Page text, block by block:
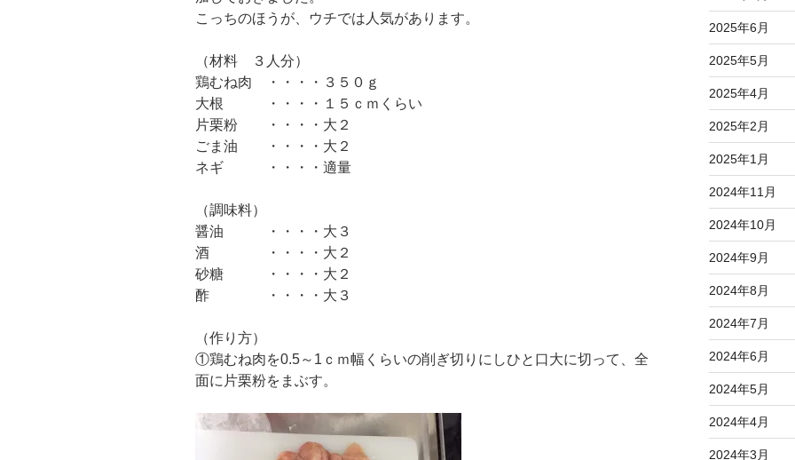
こっちのほうが、ウチでは人気があります。
（材料 ３人分）
鶏むね肉 ・・・・３５０ｇ
大根 ・・・・１５ｃｍくらい
片栗粉 ・・・・大２
ごま油 ・・・・大２
ネギ ・・・・適量
（調味料）
醤油 ・・・・大３
酒 ・・・・大２
砂糖 ・・・・大２
酢 ・・・・大３
（作り方）
①鶏むね肉を0.5～1ｃｍ幅くらいの削ぎ切りにしひと口大に切って、全
面に片栗粉をまぶす。
2025年6月
2025年5月
2025年4月
2025年2月
2025年1月
2024年11月
2024年10月
2024年9月
2024年8月
2024年7月
2024年6月
2024年5月
2024年4月
2024年3月